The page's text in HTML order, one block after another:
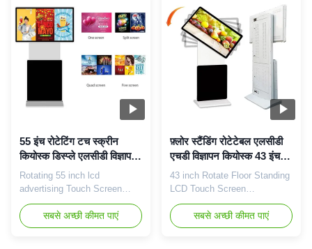
Touch type: infrared touch /
nano touch / capacitive touch
Touch method: finger Touch
default 10 points) Touch
times: unlimited First click
response time: less than or
equal to 10 milliseconds ...
55 इंच रोटेटिंग टच स्क्रीन
कियोस्क डिस्प्ले एलसीडी विज्ञापन
वर्टिकल इंटरएक्टिव
Rotating 55 inch lcd
advertising Touch Screen
Kiosk Floor Standing Vertical
or horizontal Interactive
Packing:First, we will wrap the
सबसे अच्छी कीमत पाएं
फ़्लोर स्टैंडिंग रोटेटेबल एलसीडी
एचडी विज्ञापन कियोस्क 43 इंच
आईआर टच अनुकूलन
43 inch Rotate Floor Standing
LCD Touch Screen
Advertising Kiosk 43 inch
floor standing advertising
kiosk specification: Panel
सबसे अच्छी कीमत पाएं